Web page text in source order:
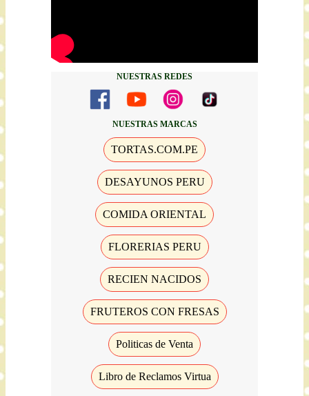
NUESTRAS REDES
NUESTRAS MARCAS
TORTAS.COM.PE
DESAYUNOS PERU
COMIDA ORIENTAL
FLORERIAS PERU
RECIEN NACIDOS
FRUTEROS CON FRESAS
Politicas de Venta
Libro de Reclamos Virtua